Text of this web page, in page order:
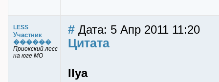
LESS
Участник
������
Приокский лесс
на юге МО
# Дата: 5 Апр 2011 11:20
Цитата
Ilya